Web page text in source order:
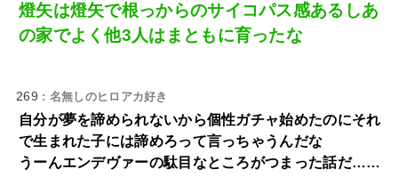
燈矢は燈矢で根っからのサイコパス感あるしあ
の家でよく他3人はまともに育ったな
269 : 名無しのヒロアカ好き
自分が夢を諦められないから個性ガチャ始めたのにそれ
で生まれた子には諦めろって言っちゃうんだな
うーんエンデヴァーの駄目なところがつまった話だ……